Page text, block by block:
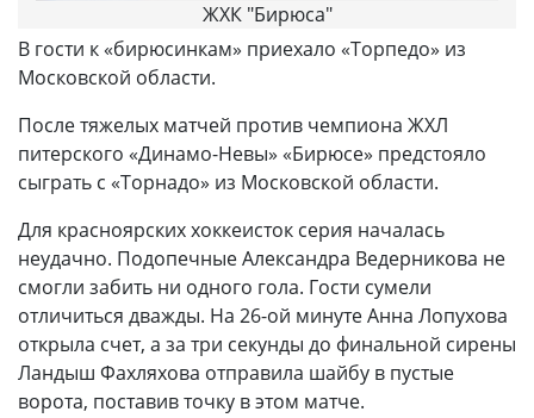
ЖХК "Бирюса"
В гости к «бирюсинкам» приехало «Торпедо» из
Московской области.
После тяжелых матчей против чемпиона ЖХЛ
питерского «Динамо-Невы» «Бирюсе» предстояло
сыграть с «Торнадо» из Московской области.
Для красноярских хоккеисток серия началась
неудачно. Подопечные Александра Ведерникова не
смогли забить ни одного гола. Гости сумели
отличиться дважды. На 26-ой минуте Анна Лопухова
открыла счет, а за три секунды до финальной сирены
Ландыш Фахляхова отправила шайбу в пустые
ворота, поставив точку в этом матче.